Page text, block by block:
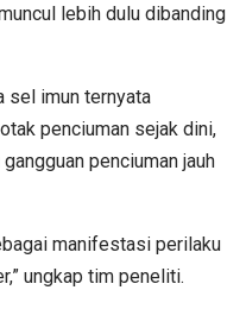
lebih dulu dibanding
sel imun ternyata
penciuman sejak dini,
penciuman jauh
manifestasi perilaku
ungkap tim peneliti.